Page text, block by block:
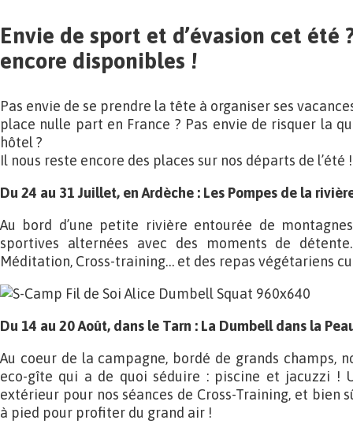
Envie de sport et d’évasion cet été
encore disponibles !
Pas envie de se prendre la tête à organiser ses
place nulle part en France ? Pas envie de risquer la
hôtel ?
Il nous reste encore des places sur nos départs de l’été !
Du 24 au 31 Juillet, en Ardèche : Les Pompes de la
Au bord d’une petite rivière entourée de
sportives alternées avec des moments de détente.
Méditation, Cross-training… et des repas végétariens
Du 14 au 20 Août, dans le Tarn : La Dumbell dans la
Au coeur de la campagne, bordé de grands champs,
eco-gîte qui a de quoi séduire : piscine et jacuzzi !
extérieur pour nos séances de Cross-Training, et bien
à pied pour profiter du grand air !